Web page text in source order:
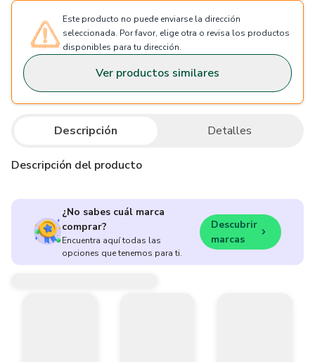
Este producto no puede enviarse la dirección
seleccionada. Por favor, elige otra o revisa los productos
disponibles para tu dirección.
Ver productos similares
Descripción Detalles
Descripción del producto
¿No sabes cuál marca
comprar?
Encuentra aquí todas las
opciones que tenemos para ti.
Descubrir
marcas